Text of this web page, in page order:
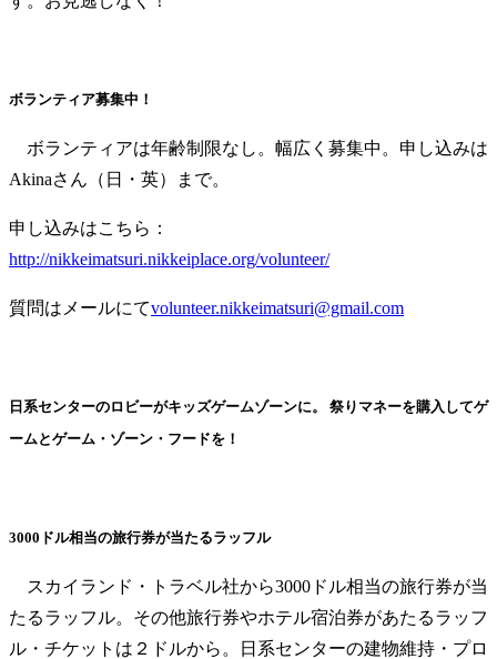
ボランティア募集中！
ボランティアは年齢制限なし。幅広く募集中。申し込みは
Akinaさん（日・英）まで。
申し込みはこちら：
http://nikkeimatsuri.nikkeiplace.org/volunteer/
質問はメールにてvolunteer.nikkeimatsuri@gmail.com
日系センターのロビーがキッズゲームゾーンに。 祭りマネーを購入してゲ
ームとゲーム・ゾーン・フードを！
3000ドル相当の旅行券が当たるラッフル
スカイランド・トラベル社から3000ドル相当の旅行券が当
たるラッフル。その他旅行券やホテル宿泊券があたるラッフ
ル・チケットは２ドルから。日系センターの建物維持・プロ